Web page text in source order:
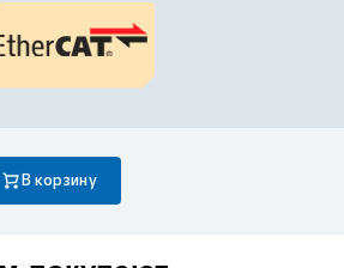
В корзину